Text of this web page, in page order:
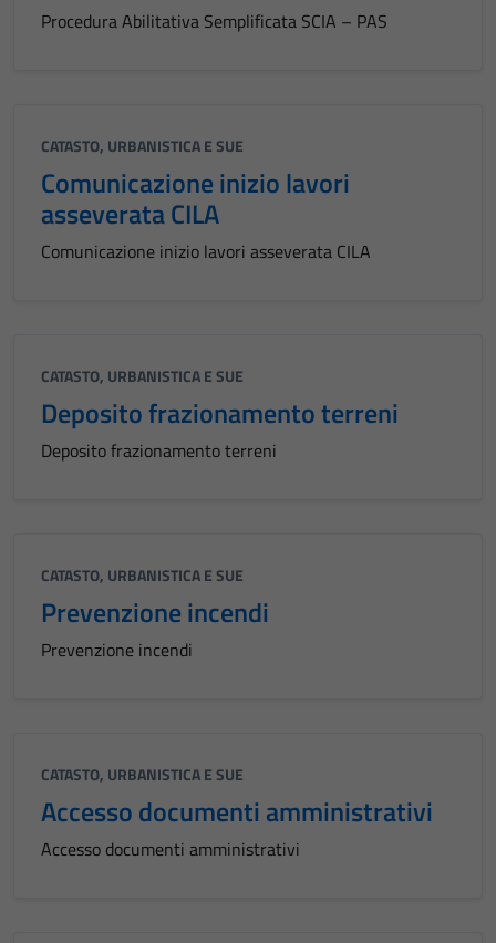
Procedura Abilitativa Semplificata SCIA – PAS
CATASTO, URBANISTICA E SUE
Comunicazione inizio lavori
asseverata CILA
Comunicazione inizio lavori asseverata CILA
CATASTO, URBANISTICA E SUE
Deposito frazionamento terreni
Deposito frazionamento terreni
CATASTO, URBANISTICA E SUE
Prevenzione incendi
Prevenzione incendi
CATASTO, URBANISTICA E SUE
Accesso documenti amministrativi
Accesso documenti amministrativi